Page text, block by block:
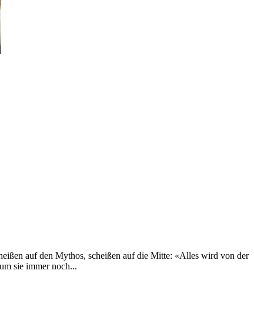
auf den Mythos, scheißen auf die Mitte: «Alles wird von der
sie immer noch...